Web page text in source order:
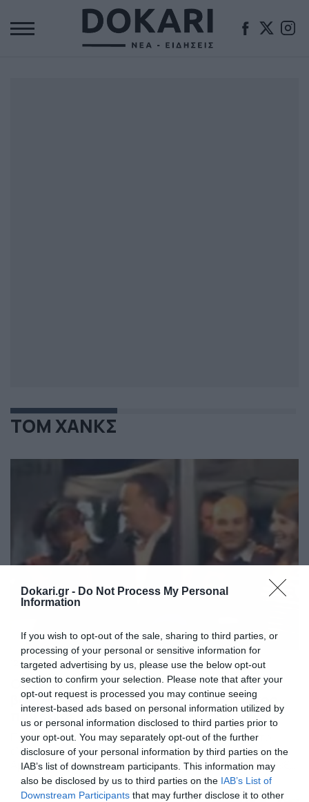
Dokari.gr - Do Not Process My Personal
Information
If you wish to opt-out of the sale, sharing to third parties, or
processing of your personal or sensitive information for
targeted advertising by us, please use the below opt-out
section to confirm your selection. Please note that after your
opt-out request is processed you may continue seeing
interest-based ads based on personal information utilized by
us or personal information disclosed to third parties prior to
your opt-out. You may separately opt-out of the further
disclosure of your personal information by third parties on the
IAB’s list of downstream participants. This information may
also be disclosed by us to third parties on the IAB’s List of
Downstream Participants that may further disclose it to other
ΤΟΜ ΧΑΝΚΣ
12/12/2018 09:22
Ο Τομ Χανκς χορεύει το «Μάτια
βουρκωμένα» και δηλώνει υπερήφανος
που είναι Έλληνας
Ποιός δεν πρέπει να αισθάνεται υπερήφανος; Στο
ελληνικό φεστιβάλ το οποίο διοργανώνεται στην
Αμερική παραβρέθηκε ο Tom Hanks και μάλιστα επέλεξε
να μη μείνει ένας απλός θεατής. Ο διάσημος ηθοποιός,
Τομ Χανκς, πήρε το μικρόφωνο και με συγκίνηση